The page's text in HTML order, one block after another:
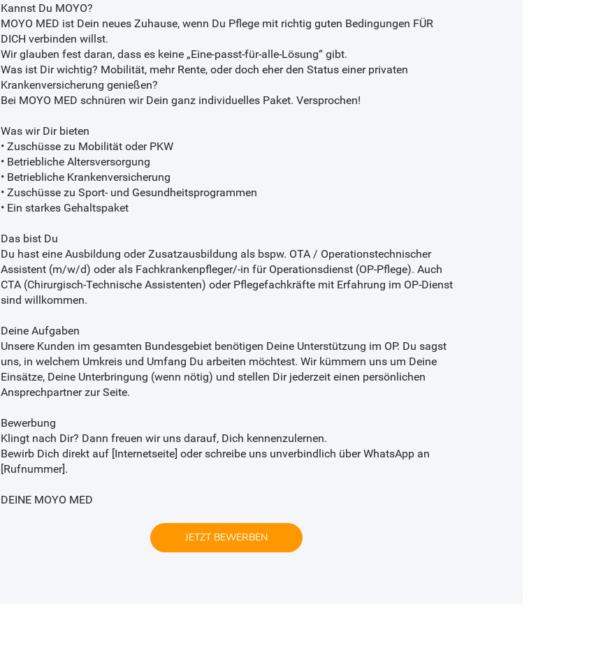
Kannst Du MOYO?
MOYO MED ist Dein neues Zuhause, wenn Du Pflege mit richtig guten Bedingungen FÜR
DICH verbinden willst.
Wir glauben fest daran, dass es keine „Eine-passt-für-alle-Lösung“ gibt.
Was ist Dir wichtig? Mobilität, mehr Rente, oder doch eher den Status einer privaten
Krankenversicherung genießen?
Bei MOYO MED schnüren wir Dein ganz individuelles Paket. Versprochen!
Was wir Dir bieten
• Zuschüsse zu Mobilität oder PKW
• Betriebliche Altersversorgung
• Betriebliche Krankenversicherung
• Zuschüsse zu Sport- und Gesundheitsprogrammen
• Ein starkes Gehaltspaket
Das bist Du
Du hast eine Ausbildung oder Zusatzausbildung als bspw. OTA / Operationstechnischer
Assistent (m/w/d) oder als Fachkrankenpfleger/-in für Operationsdienst (OP-Pflege). Auch
CTA (Chirurgisch-Technische Assistenten) oder Pflegefachkräfte mit Erfahrung im OP-Dienst
sind willkommen.
Deine Aufgaben
Unsere Kunden im gesamten Bundesgebiet benötigen Deine Unterstützung im OP. Du sagst
uns, in welchem Umkreis und Umfang Du arbeiten möchtest. Wir kümmern uns um Deine
Einsätze, Deine Unterbringung (wenn nötig) und stellen Dir jederzeit einen persönlichen
Ansprechpartner zur Seite.
Bewerbung
Klingt nach Dir? Dann freuen wir uns darauf, Dich kennenzulernen.
Bewirb Dich direkt auf [Internetseite] oder schreibe uns unverbindlich über WhatsApp an
[Rufnummer].
DEINE MOYO MED
JETZT BEWERBEN